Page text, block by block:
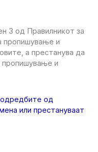
3 од Правилникот за
пропишување и
а престанува да
пропишување и
од
или престануваат